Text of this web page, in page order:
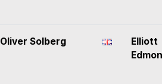
Oliver Solberg
Elliott